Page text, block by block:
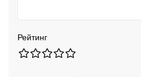
Рейтинг